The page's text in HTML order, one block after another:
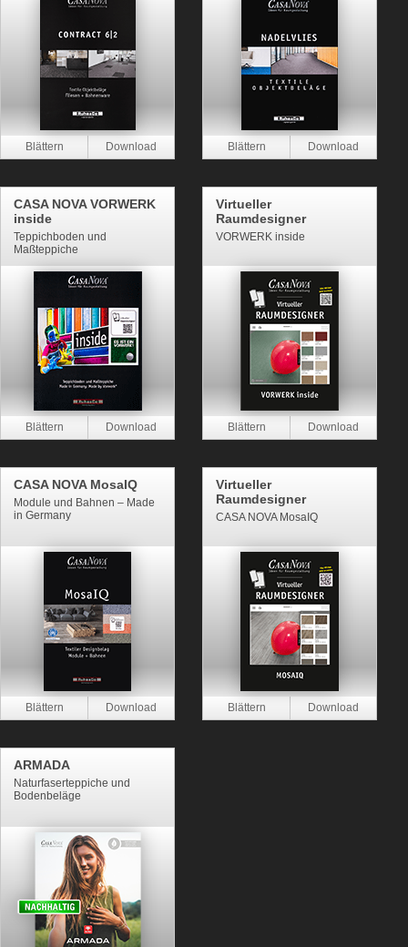
CASA NOVA VORWERK
inside
Teppichboden und
Maßteppiche
Virtueller
Raumdesigner
VORWERK inside
CASA NOVA MosaIQ
Module und Bahnen – Made
in Germany
Virtueller
Raumdesigner
CASA NOVA MosaIQ
ARMADA
Naturfaserteppiche und
Bodenbeläge